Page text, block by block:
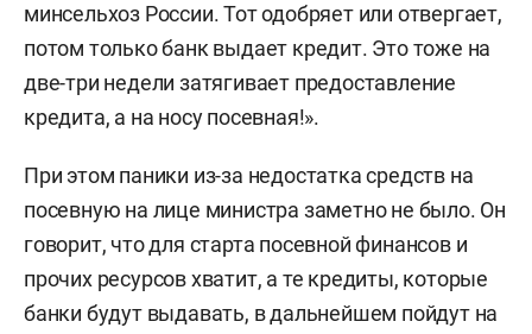
минсельхоз России. Тот одобряет или отвергает,
потом только банк выдает кредит. Это тоже на
две-три недели затягивает предоставление
кредита, а на носу посевная!».
При этом паники из-за недостатка средств на
посевную на лице министра заметно не было. Он
говорит, что для старта посевной финансов и
прочих ресурсов хватит, а те кредиты, которые
банки будут выдавать, в дальнейшем пойдут на